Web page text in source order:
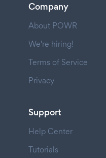
Company
About POWR
We're hiring!
Terms of Service
Privacy
Support
Help Center
Tutorials